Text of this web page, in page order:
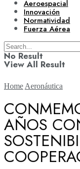
Aeroespacial
Innovación
Normatividad
Fuerza Aérea
No Result
View All Result
Aerolíneas
Aeronáutica
Home Aeronáutica
AÑOS